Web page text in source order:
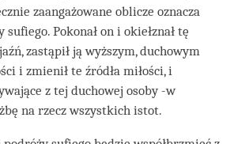
zaangażowane oblicze oznacza
Pokonał on i okiełznał tę
zastąpił ją wyższym, duchowym
i zmienił te źródła miłości, i
z tej duchowej osoby -w
na rzecz wszystkich istot.